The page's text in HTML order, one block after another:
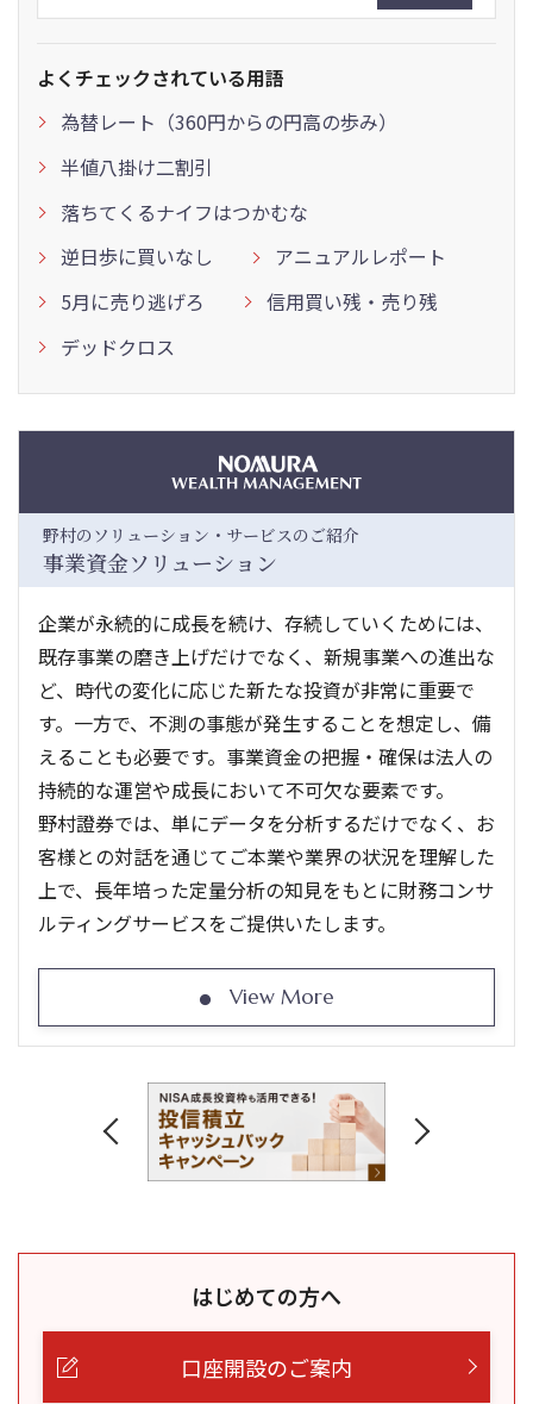
よくチェックされている用語
為替レート（360円からの円高の歩み）
半値八掛け二割引
落ちてくるナイフはつかむな
逆日歩に買いなし
アニュアルレポート
5月に売り逃げろ
信用買い残・売り残
デッドクロス
野村のソリューション・サービスのご紹介
事業資金ソリューション
企業が永続的に成長を続け、存続していくためには、
既存事業の磨き上げだけでなく、新規事業への進出な
ど、時代の変化に応じた新たな投資が非常に重要で
す。一方で、不測の事態が発生することを想定し、備
えることも必要です。事業資金の把握・確保は法人の
持続的な運営や成長において不可欠な要素です。
野村證券では、単にデータを分析するだけでなく、お
客様との対話を通じてご本業や業界の状況を理解した
上で、長年培った定量分析の知見をもとに財務コンサ
ルティングサービスをご提供いたします。
View More
はじめての方へ
口座開設のご案内